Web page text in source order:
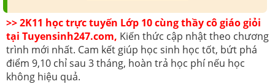
>> 2K11 học trực tuyến Lớp 10 cùng thầy cô giáo giỏi
tại Tuyensinh247.com, Kiến thức cập nhật theo chương
trình mới nhất. Cam kết giúp học sinh học tốt, bứt phá
điểm 9,10 chỉ sau 3 tháng, hoàn trả học phí nếu học
không hiệu quả.